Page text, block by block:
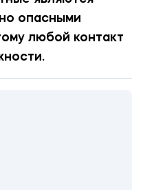
опасными
любой контакт